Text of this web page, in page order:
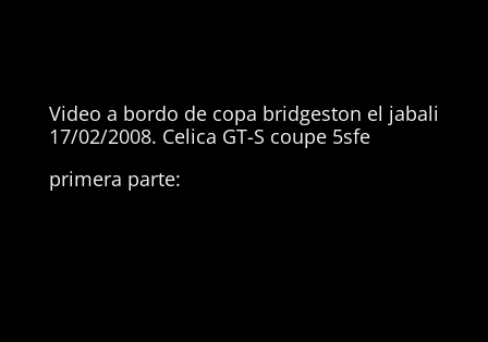
Video a bordo de copa bridgeston el jabali
17/02/2008. Celica GT-S coupe 5sfe
primera parte: